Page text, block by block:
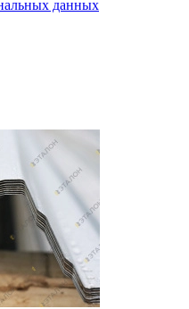
данных